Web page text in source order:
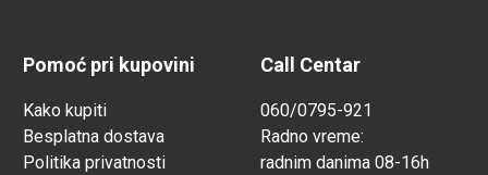
Pomoć pri kupovini
Kako kupiti
Besplatna dostava
Politika privatnosti
Call Centar
060/0795-921
Radno vreme:
radnim danima 08-16h